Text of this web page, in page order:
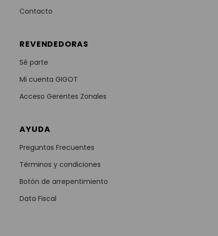
Contacto
REVENDEDORAS
Sé parte
Mi cuenta GIGOT
Acceso Gerentes Zonales
AYUDA
Preguntas Frecuentes
Términos y condiciones
Botón de arrepentimiento
Data Fiscal